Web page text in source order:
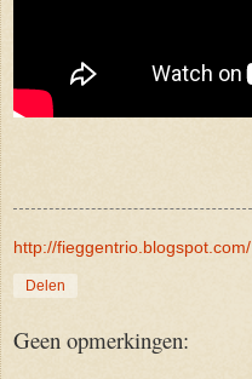
http://fieggentrio.blogspot.com/
Delen
Geen opmerkingen: